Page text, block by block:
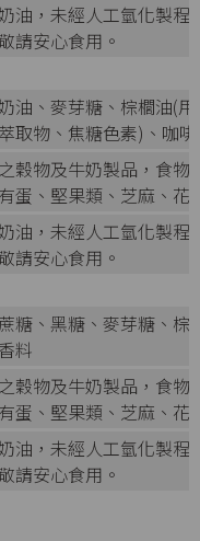
油，未經人工氫化製
請安心食用。
油、麥芽糖、棕櫚油(
取物、焦糖色素)、咖
穀物及牛奶製品，食物
蛋、堅果類、芝麻、花
油，未經人工氫化製
請安心食用。
糖、黑糖、麥芽糖、
料
穀物及牛奶製品，食物
蛋、堅果類、芝麻、花
油，未經人工氫化製
請安心食用。